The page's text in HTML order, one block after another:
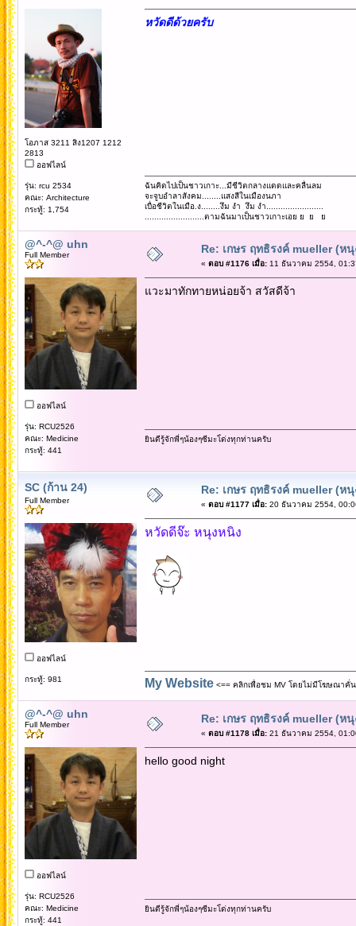
โอภาส 3211 สิง1207 1212
2813
ออฟไลน์
รุ่น: rcu 2534
คณะ: Architecture
กระทู้: 1,754
หวัดดีด้วยครับ
ฉันคิดไปเป็นชาวเกาะ...มีชีวิตกลางแดดและคลื่นลม
จะจูบอำลาสังคม........แสงสีในเมืองนภา
เบื่อชีวิตในเมือ.ง........งึม งำ งึม งำ........................
.........................ตามฉันมาเป็นชาวเกาะเอย ย ย ย
@^-^@ uhn
Full Member
ออฟไลน์
รุ่น: RCU2526
คณะ: Medicine
กระทู้: 441
Re: เกษร ฤทธิรงค์ mueller (ห
« ตอบ #1176 เมื่อ:11 ธันวาคม 2554,
แวะมาทักทายหน่อยจ้า สวัสดีจ้า
ยินดีรู้จักพี่ๆน้องๆซีมะโ่ด่งทุกท่านครับ
SC (ก้าน 24)
Full Member
ออฟไลน์
กระทู้: 981
Re: เกษร ฤทธิรงค์ mueller (ห
« ตอบ #1177 เมื่อ:20 ธันวาคม 2554,
หวัดดีจ๊ะ หนุงหนิง
My Website<== คลิกเพื่อชม MV โดยไม่มีโฆษณาคั่น
@^-^@ uhn
Full Member
ออฟไลน์
รุ่น: RCU2526
คณะ: Medicine
กระทู้: 441
Re: เกษร ฤทธิรงค์ mueller (ห
« ตอบ #1178 เมื่อ:21 ธันวาคม 2554,
hello good night
ยินดีรู้จักพี่ๆน้องๆซีมะโ่ด่งทุกท่านครับ